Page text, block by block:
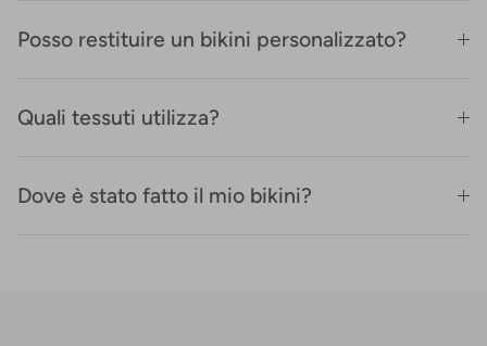
Posso restituire un bikini personalizzato?
Quali tessuti utilizza?
Dove è stato fatto il mio bikini?